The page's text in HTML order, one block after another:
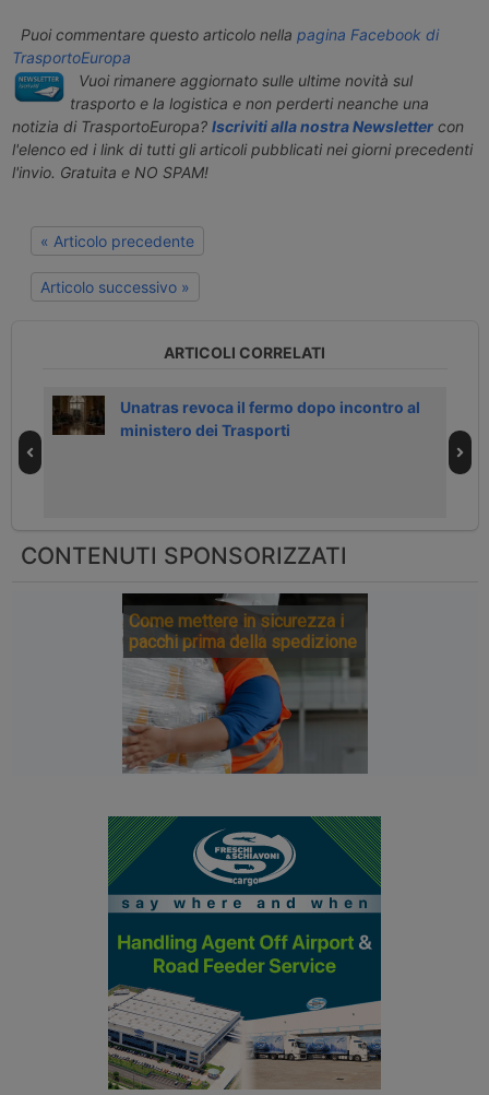
Puoi commentare questo articolo nella pagina Facebook di
TrasportoEuropa
Vuoi rimanere aggiornato sulle ultime novità sul
trasporto e la logistica e non perderti neanche una
notizia di TrasportoEuropa? Iscriviti alla nostra Newslettercon
l'elenco ed i link di tutti gli articoli pubblicati nei giorni precedenti
l'invio. Gratuita e NO SPAM!
« Articolo precedente
Articolo successivo »
ARTICOLI CORRELATI
Unatras revoca il fermo dopo incontro al
ministero dei Trasporti
CONTENUTI SPONSORIZZATI
Come mettere in sicurezza i
pacchi prima della spedizione